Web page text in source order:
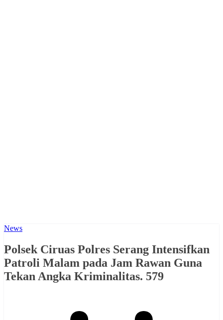
News
Polsek Ciruas Polres Serang Intensifkan
Patroli Malam pada Jam Rawan Guna
Tekan Angka Kriminalitas. 579